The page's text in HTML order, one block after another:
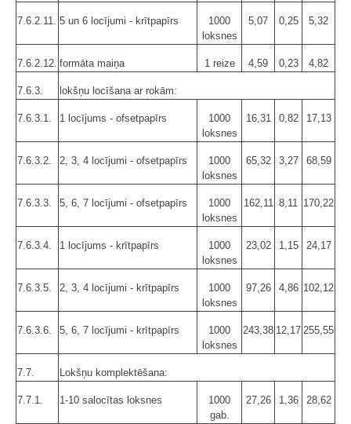
7.6.2.11. 5 un 6 locījumi - krītpapīrs
1000
loksnes
5,07 0,25 5,32
7.6.2.12. formāta maiņa 1 reize 4,59 0,23 4,82
7.6.3. lokšņu locīšana ar rokām:
7.6.3.1. 1 locījums - ofsetpapīrs
1000
loksnes
16,31 0,82 17,13
7.6.3.2. 2, 3, 4 locījumi - ofsetpapīrs
1000
loksnes
65,32 3,27 68,59
7.6.3.3. 5, 6, 7 locījumi - ofsetpapīrs
1000
loksnes
162,11 8,11 170,22
7.6.3.4. 1 locījums - krītpapīrs
1000
loksnes
23,02 1,15 24,17
7.6.3.5. 2, 3, 4 locījumi - krītpapīrs
1000
loksnes
97,26 4,86 102,12
7.6.3.6. 5, 6, 7 locījumi - krītpapīrs
1000
loksnes
243,38 12,17 255,55
7.7. Lokšņu komplektēšana:
7.7.1. 1-10 salocītas loksnes
1000
gab.
27,26 1,36 28,62